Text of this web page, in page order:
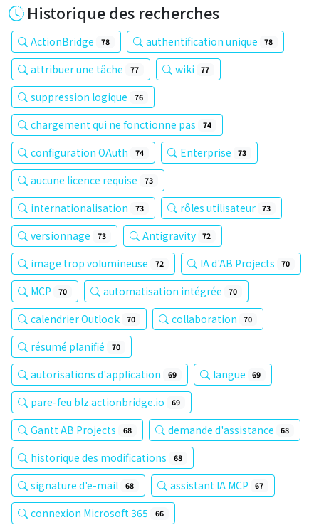
Historique des recherches
ActionBridge 78 authentification unique 78
attribuer une tâche 77 wiki 77
suppression logique 76
chargement qui ne fonctionne pas 74
configuration OAuth 74 Enterprise 73
aucune licence requise 73
internationalisation 73 rôles utilisateur 73
versionnage 73 Antigravity 72
image trop volumineuse 72 IA d'AB Projects 70
MCP 70 automatisation intégrée 70
calendrier Outlook 70 collaboration 70
résumé planifié 70
autorisations d'application 69 langue 69
pare-feu blz.actionbridge.io 69
Gantt AB Projects 68 demande d'assistance 68
historique des modifications 68
signature d'e-mail 68 assistant IA MCP 67
connexion Microsoft 365 66